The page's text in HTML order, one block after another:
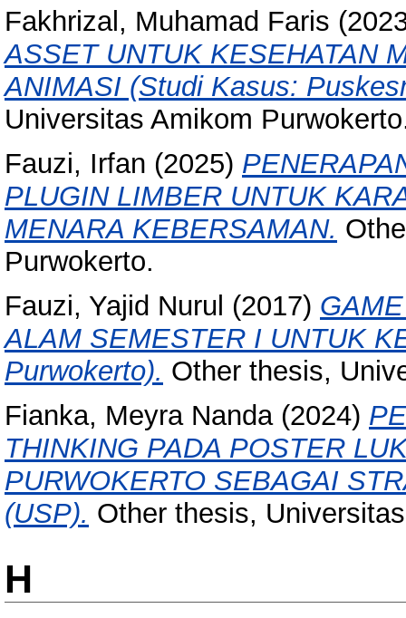
Fakhrizal, Muhamad Faris
ASSET UNTUK KESEHATAN
ANIMASI (Studi Kasus:
Universitas Amikom
Fauzi, Irfan (2025)
PLUGIN LIMBER UNTUK
MENARA KEBERSAMAN.
Purwokerto.
Fauzi, Yajid Nurul (2017)
ALAM SEMESTER I UNTUK
Purwokerto). Other thesis,
Fianka, Meyra Nanda(2024)
THINKING PADA POSTER
PURWOKERTO SEBAGAI
(USP). Other thesis,
H